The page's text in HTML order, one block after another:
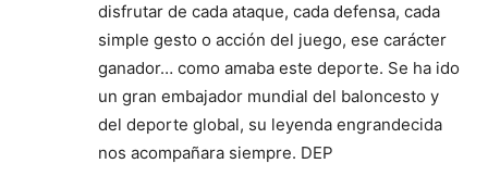
disfrutar de cada ataque, cada defensa, cada
simple gesto o acción del juego, ese carácter
ganador… como amaba este deporte. Se ha ido
un gran embajador mundial del baloncesto y
del deporte global, su leyenda engrandecida
nos acompañara siempre. DEP